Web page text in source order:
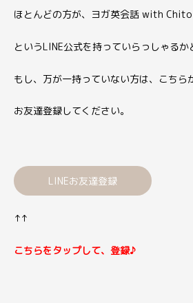
ほとんどの方が、ヨガ英会話 with Chito
というLINE公式を持っていらっしゃるか
もし、万が一持っていない方は、こちら
お友達登録してください。
LINEお友達登録
↑↑
こちらをタップして、登録♪